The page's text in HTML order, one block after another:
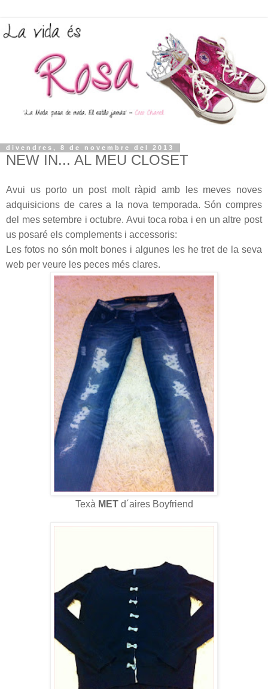
divendres, 8 de novembre del 2013
NEW IN... AL MEU CLOSET
Avui us porto un post molt ràpid amb les meves noves
adquisicions de cares a la nova temporada. Són compres
del mes setembre i octubre. Avui toca roba i en un altre post
us posaré els complements i accessoris:
Les fotos no són molt bones i algunes les he tret de la seva
web per veure les peces més clares.
Texà METd´aires Boyfriend